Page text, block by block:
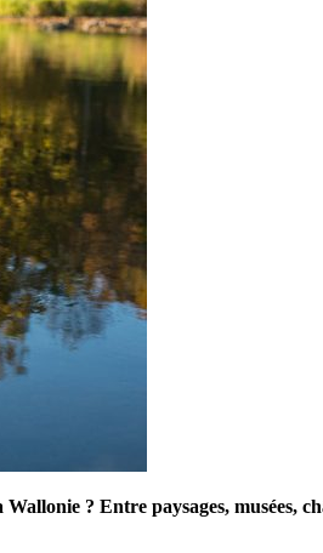
? Entre paysages, musées,